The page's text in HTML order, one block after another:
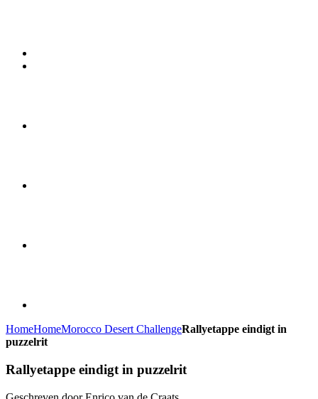
HomeHomeMorocco Desert ChallengeRallyetappe eindigt in
puzzelrit
Rallyetappe eindigt in puzzelrit